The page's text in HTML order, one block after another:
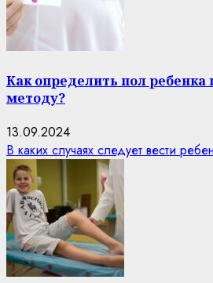
Как определить пол ребенка
методу?
13.09.2024
В каких случаях следует вести